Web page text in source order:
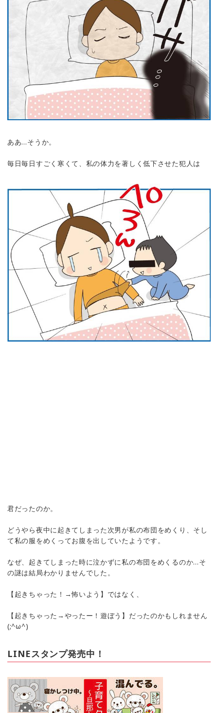
ああ…そうか。
毎日毎日すごく寒くて、私の体力を著しく低下させた犯人は
君だったのか。
どうやら夜中に起きてしまった次男が私の布団をめくり、そし
て私の服をめくってお腹を出していたようです。
なぜ、起きてしまった時に泣かずに私の布団をめくるのか…そ
の謎は結局わかりませんでした。
【起きちゃった！→怖いよう】ではなく、
【起きちゃった→やったー！遊ぼう】だったのかもしれません
(;^ω^)
LINEスタンプ発売中！